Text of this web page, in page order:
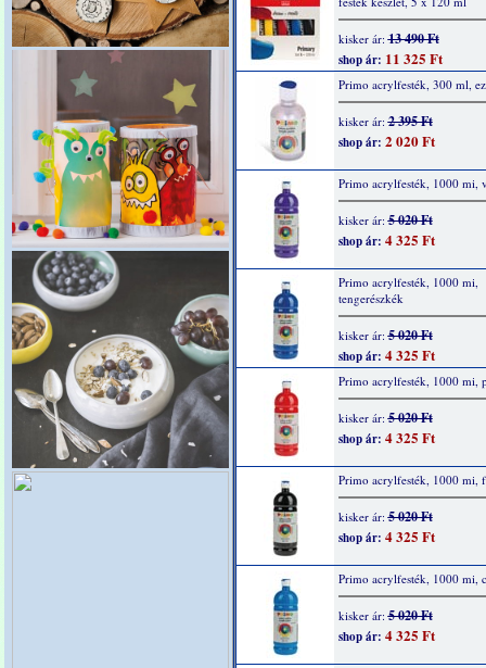
kisker ár:13 490 Ft
shop ár: 11 325 Ft
Primo acrylfesték, 300 ml,
kisker ár:2 395 Ft
shop ár: 2 020 Ft
Primo acrylfesték, 1000 mi,
kisker ár:5 020 Ft
shop ár: 4 325 Ft
Primo acrylfesték, 1000 mi,
tengerészkék
kisker ár:5 020 Ft
shop ár: 4 325 Ft
Primo acrylfesték, 1000 mi,
kisker ár:5 020 Ft
shop ár: 4 325 Ft
Primo acrylfesték, 1000 mi,
kisker ár:5 020 Ft
shop ár: 4 325 Ft
Primo acrylfesték, 1000 mi,
kisker ár:5 020 Ft
shop ár: 4 325 Ft